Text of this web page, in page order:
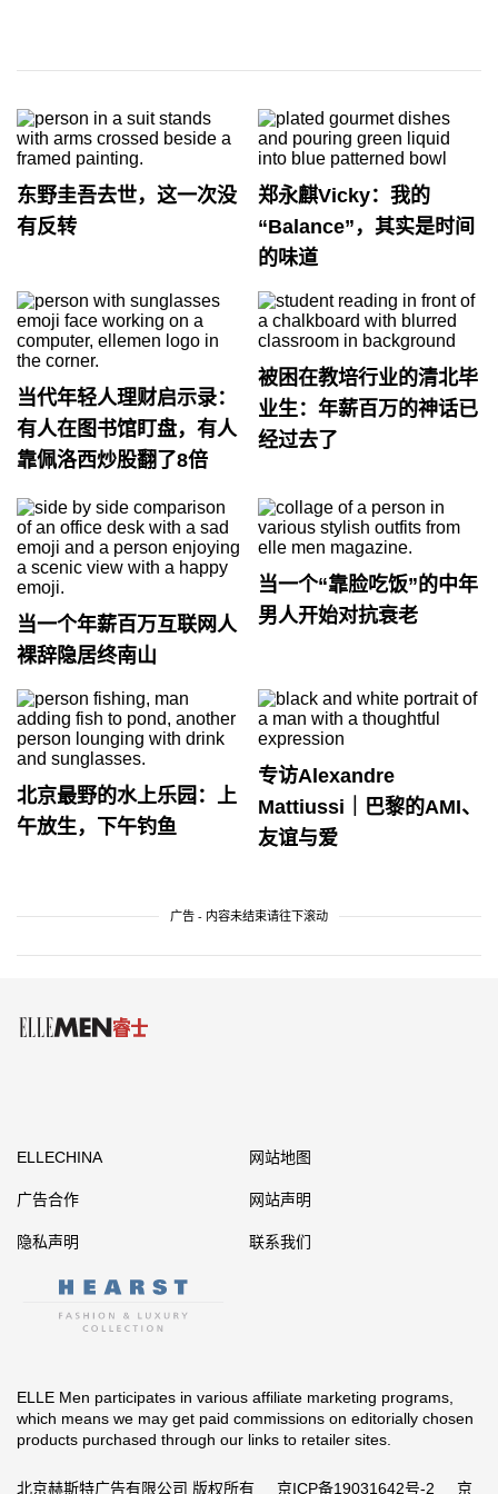
东野圭吾去世，这一次没
有反转
郑永麒Vicky：我的
“Balance”，其实是时间
的味道
当代年轻人理财启示录：
有人在图书馆盯盘，有人
靠佩洛西炒股翻了8倍
被困在教培行业的清北毕
业生：年薪百万的神话已
经过去了
当一个年薪百万互联网人
裸辞隐居终南山
当一个“靠脸吃饭”的中年
男人开始对抗衰老
北京最野的水上乐园：上
午放生，下午钓鱼
专访Alexandre
Mattiussi｜巴黎的AMI、
友谊与爱
广告 - 内容未结束请往下滚动
ELLECHINA 网站地图
广告合作 网站声明
隐私声明 联系我们
ELLE Men participates in various affiliate marketing programs,
which means we may get paid commissions on editorially chosen
products purchased through our links to retailer sites.
北京赫斯特广告有限公司 版权所有 京ICP备19031642号-2 京